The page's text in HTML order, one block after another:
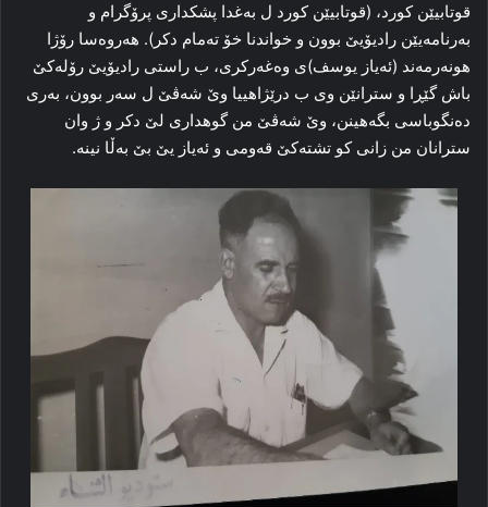
قوتابيێن كورد، (قوتابيێن كورد ل به‌غدا پشكدارى پرۆگرام و
به‌رنامه‌يێن راديۆيێ بوون و خواندنا خۆ ته‌مام دكر). هه‌روه‌سا رۆژا
هونه‌رمه‌ند (ئه‌ياز يوسف)ى وه‌غه‌ركرى، ب راستى راديۆيێ رۆله‌كێ
باش گێڕا و سترانێن وى ب درێژاهييا وێ شه‌ڤێ ل سه‌ر بوون، به‌رى
ده‌نگوباسى بگه‌هينن، وێ شه‌ڤێ من گوهدارى لێ دكر و ژ وان
سترانان من زانى كو تشته‌كێ قه‌ومى و ئه‌ياز يێ بێ به‌ڵا نينه‌.